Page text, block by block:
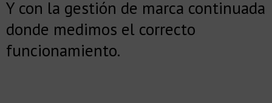
Y con la gestión de marca continuada
donde medimos el correcto
funcionamiento.